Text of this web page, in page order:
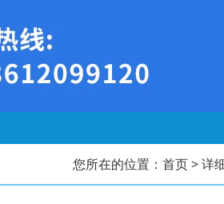
您所在的位置： 首页> 详